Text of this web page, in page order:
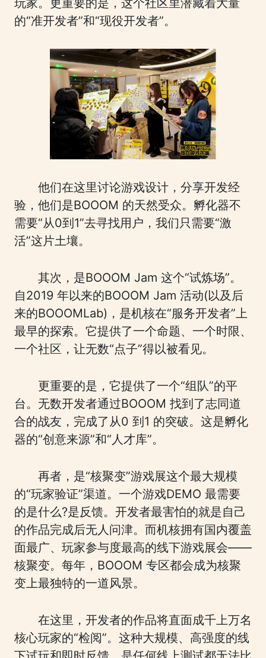
玩家。更重要的是，这个社区里潜藏着大量
的“准开发者”和“现役开发者”。
他们在这里讨论游戏设计，分享开发经
验，他们是BOOOM 的天然受众。孵化器不
需要“从0到1”去寻找用户，我们只需要“激
活”这片土壤。
其次，是BOOOM Jam 这个“试炼场”。
自2019 年以来的BOOOM Jam 活动(以及后
来的BOOOMLab)，是机核在“服务开发者”上
最早的探索。它提供了一个命题、一个时限、
一个社区，让无数“点子”得以被看见。
更重要的是，它提供了一个“组队”的平
台。无数开发者通过BOOOM 找到了志同道
合的战友，完成了从0 到1 的突破。这是孵化
器的“创意来源”和“人才库”。
再者，是“核聚变”游戏展这个最大规模
的“玩家验证”渠道。一个游戏DEMO 最需要
的是什么?是反馈。开发者最害怕的就是自己
的作品完成后无人问津。而机核拥有国内覆盖
面最广、玩家参与度最高的线下游戏展会——
核聚变。每年，BOOOM 专区都会成为核聚
变上最独特的一道风景。
在这里，开发者的作品将直面成千上万名
核心玩家的“检阅”。这种大规模、高强度的线